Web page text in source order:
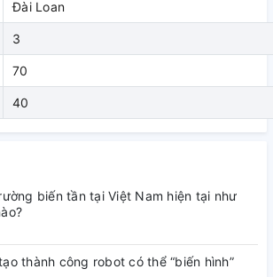
Đài Loan
3
70
40
biến tần tại Việt Nam hiện tại như
thành công robot có thể “biến hình”